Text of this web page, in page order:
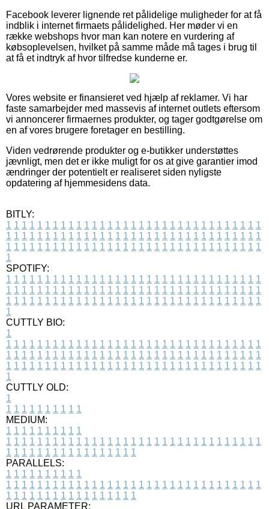
Facebook leverer lignende ret pålidelige muligheder for at få
indblik i internet firmaets pålidelighed. Her møder vi en
række webshops hvor man kan notere en vurdering af
købsoplevelsen, hvilket på samme måde må tages i brug til
at få et indtryk af hvor tilfredse kunderne er.
Vores website er finansieret ved hjælp af reklamer. Vi har
faste samarbejder med massevis af internet outlets eftersom
vi annoncerer firmaernes produkter, og tager godtgørelse om
en af vores brugere foretager en bestilling.
Viden vedrørende produkter og e-butikker understøttes
jævnligt, men det er ikke muligt for os at give garantier imod
ændringer der potentielt er realiseret siden nyligste
opdatering af hjemmesidens data.
BITLY:
1 1 1 1 1 1 1 1 1 1 1 1 1 1 1 1 1 1 1 1 1 1 1 1 1 1 1 1 1 1 1 1 1
1 1 1 1 1 1 1 1 1 1 1 1 1 1 1 1 1 1 1 1 1 1 1 1 1 1 1 1 1 1 1 1 1
1 1 1 1 1 1 1 1 1 1 1 1 1 1 1 1 1 1 1 1 1 1 1 1 1 1 1 1 1 1 1 1 1
1
SPOTIFY:
1 1 1 1 1 1 1 1 1 1 1 1 1 1 1 1 1 1 1 1 1 1 1 1 1 1 1 1 1 1 1 1 1
1 1 1 1 1 1 1 1 1 1 1 1 1 1 1 1 1 1 1 1 1 1 1 1 1 1 1 1 1 1 1 1 1
1 1 1 1 1 1 1 1 1 1 1 1 1 1 1 1 1 1 1 1 1 1 1 1 1 1 1 1 1 1 1 1 1
1
CUTTLY BIO:
1
1 1 1 1 1 1 1 1 1 1 1 1 1 1 1 1 1 1 1 1 1 1 1 1 1 1 1 1 1 1 1 1 1
1 1 1 1 1 1 1 1 1 1 1 1 1 1 1 1 1 1 1 1 1 1 1 1 1 1 1 1 1 1 1 1 1
1 1 1 1 1 1 1 1 1 1 1 1 1 1 1 1 1 1 1 1 1 1 1 1 1 1 1 1 1 1 1 1 1
1
CUTTLY OLD:
1
1 1 1 1 1 1 1 1 1 1
MEDIUM:
1 1 1 1 1 1 1 1 1 1
1 1 1 1 1 1 1 1 1 1 1 1 1 1 1 1 1 1 1 1 1 1 1 1 1 1 1 1 1 1 1 1 1
1 1 1 1 1 1 1 1 1 1 1 1 1 1 1 1 1
PARALLELS:
1 1 1 1 1 1 1 1 1 1
1 1 1 1 1 1 1 1 1 1 1 1 1 1 1 1 1 1 1 1 1 1 1 1 1 1 1 1 1 1 1 1 1
1 1 1 1 1 1 1 1 1 1 1 1 1 1 1 1 1
URL PARAMETER: